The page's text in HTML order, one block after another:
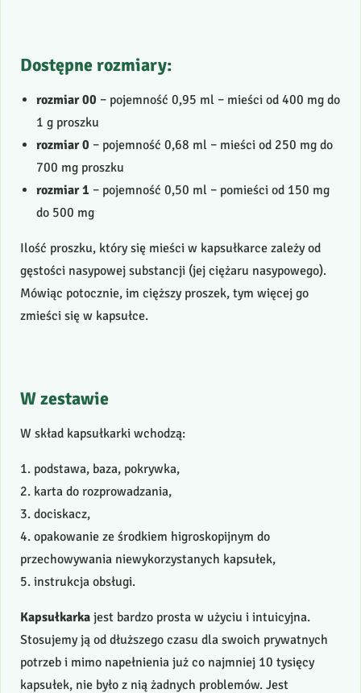
Dostępne rozmiary:
rozmiar 00 – pojemność 0,95 ml – mieści od 400 mg do
1 g proszku
rozmiar 0 – pojemność 0,68 ml – mieści od 250 mg do
700 mg proszku
rozmiar 1 – pojemność 0,50 ml – pomieści od 150 mg
do 500 mg
Ilość proszku, który się mieści w kapsułkarce zależy od
gęstości nasypowej substancji (jej ciężaru nasypowego).
Mówiąc potocznie, im cięższy proszek, tym więcej go
zmieści się w kapsułce.
W zestawie
W skład kapsułkarki wchodzą:
1. podstawa, baza, pokrywka,
2. karta do rozprowadzania,
3. dociskacz,
4. opakowanie ze środkiem higroskopijnym do
przechowywania niewykorzystanych kapsułek,
5. instrukcja obsługi.
Kapsułkarka jest bardzo prosta w użyciu i intuicyjna.
Stosujemy ją od dłuższego czasu dla swoich prywatnych
potrzeb i mimo napełnienia już co najmniej 10 tysięcy
kapsułek, nie było z nią żadnych problemów. Jest